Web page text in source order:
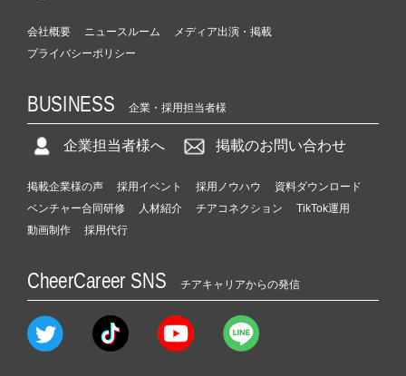
会社概要 ニュースルーム
メディア出演・掲載
プライバシーポリシー
BUSINESS 企業・採用担当者様
企業担当者様へ 掲載のお問い合わせ
掲載企業様の声 採用イベント 採用ノウハウ
資料ダウンロード
ベンチャー合同研修
人材紹介 チアコネクション
TikTok運用
動画制作
採用代行
CheerCareer SNS チアキャリアからの発信